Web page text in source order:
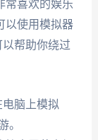
常喜欢的娱乐
以使用模拟器
帮助你绕过
脑上模拟
。